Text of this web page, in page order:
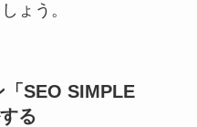
ょう。
SEO SIMPLE
る